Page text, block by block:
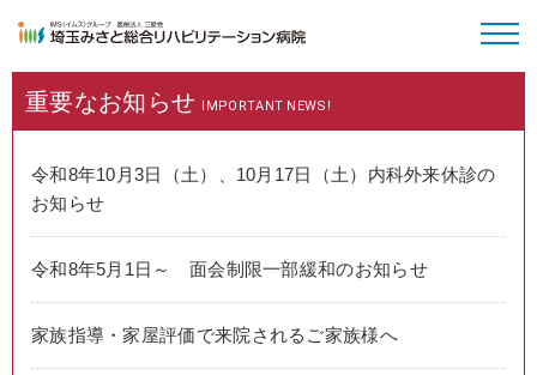
病院のご案内
外来受診
特長と取り組み
採用情報
重要なお知らせ IMPORTANT NEWS!
令和8年10月3日（土）、10月17日（土）内科外来休診の
お知らせ
令和8年5月1日～ 面会制限一部緩和のお知らせ
家族指導・家屋評価で来院されるご家族様へ